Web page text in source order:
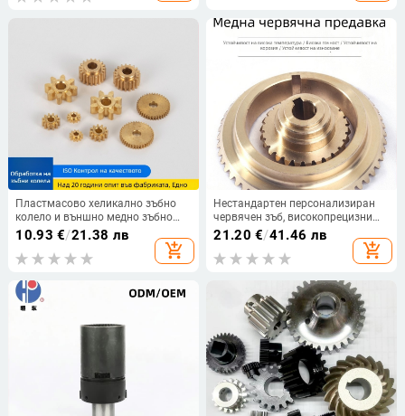
Пластмасово хеликално зъбно
колело и външно медно зъбно
колело за персонализирани CNC
прецизни части
10.93 €/21.38 лв
add_shopping_cart
Нестандартен персонализиран
червячен зъб, високопрецизни
механични предавателни части
за автомобили
21.20 €/41.46 лв
add_shopping_cart